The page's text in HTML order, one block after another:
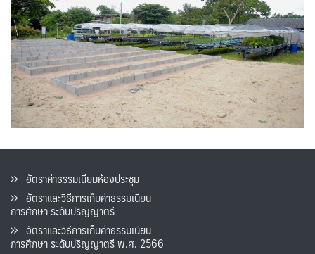
อัตราค่าธรรมเนียมห้องประชุม
อัตราและวิธีการเก็บค่าธรรมเนียน
การศึกษา ระดับปริญญาตรี
อัตราและวิธีการเก็บค่าธรรมเนียน
การศึกษา ระดับปริญญาตรี พ.ศ. 2566